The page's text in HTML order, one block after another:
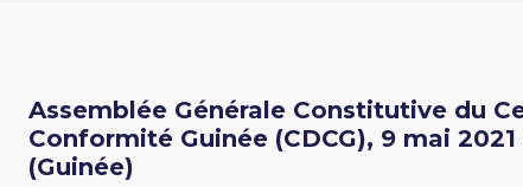
Assemblée Générale Constitutive du
Conformité Guinée (CDCG), 9 mai
(Guinée)